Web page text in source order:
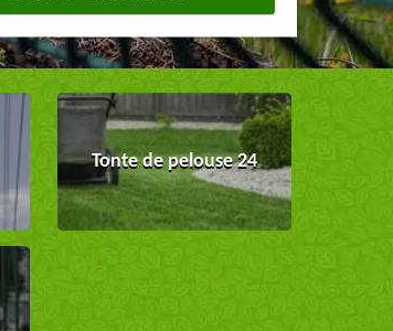
Tonte de pelouse 24